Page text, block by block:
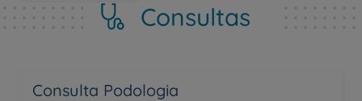
Consultas
Consulta Podologia